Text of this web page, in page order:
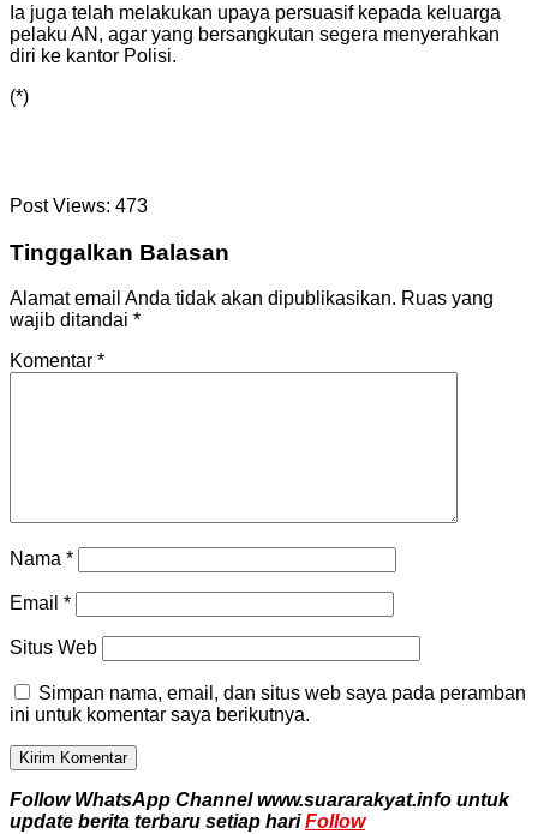
Ia juga telah melakukan upaya persuasif kepada keluarga
pelaku AN, agar yang bersangkutan segera menyerahkan
diri ke kantor Polisi.
(*)
Post Views: 473
Tinggalkan Balasan
Alamat email Anda tidak akan dipublikasikan. Ruas yang
wajib ditandai *
Komentar *
Nama *
Email *
Situs Web
Simpan nama, email, dan situs web saya pada peramban
ini untuk komentar saya berikutnya.
Follow WhatsApp Channel www.suararakyat.info untuk
update berita terbaru setiap hariFollow